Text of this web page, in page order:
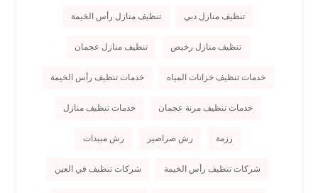
تنظيف منازل دبي تنظيف منازل رأس الخيمة
تنظيف منازل رخيص تنظيف منازل عجمان
خدمات تنظيف خزانات المياه خدمات تنظيف رأس الخيمة
خدمات تنظيف مرنة عجمان خدمات تنظيف منازل
رزمة رش صراصير رش مبيدات
شركات تنظيف رأس الخيمة شركات تنظيف في العين